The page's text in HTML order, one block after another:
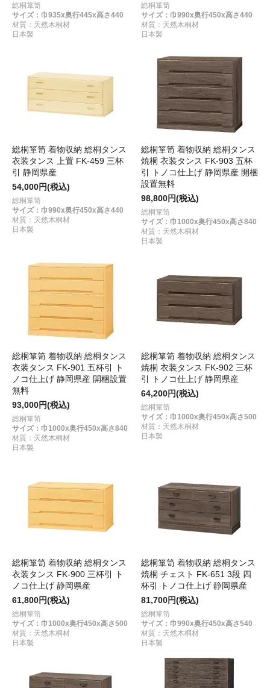
総桐箪笥
サイズ：巾935x奥行445x高さ440
材質：天然木桐材
日本製
総桐箪笥
サイズ：巾990x奥行450x高さ440
材質：天然木桐材
日本製
総桐箪笥 着物収納 総桐タンス
衣装タンス 上置 FK-459 三杯
引 静岡県産
54,000円(税込)
総桐箪笥
サイズ：巾990x奥行450x高さ440
材質：天然木桐材
日本製
総桐箪笥 着物収納 総桐タンス
焼桐 衣装タンス FK-903 五杯
引 トノコ仕上げ 静岡県産 開梱
設置無料
98,800円(税込)
総桐箪笥
サイズ：巾1000x奥行450x高さ840
材質：天然木桐材
日本製
総桐箪笥 着物収納 総桐タンス
衣装タンス FK-901 五杯引 ト
ノコ仕上げ 静岡県産 開梱設置
無料
93,000円(税込)
総桐箪笥
サイズ：巾1000x奥行450x高さ840
材質：天然木桐材
日本製
総桐箪笥 着物収納 総桐タンス
焼桐 衣装タンス FK-902 三杯
引 トノコ仕上げ 静岡県産
64,200円(税込)
総桐箪笥
サイズ：巾1000x奥行450x高さ500
材質：天然木桐材
日本製
総桐箪笥 着物収納 総桐タンス
衣装タンス FK-900 三杯引 ト
ノコ仕上げ 静岡県産
61,800円(税込)
総桐箪笥
サイズ：巾1000x奥行450x高さ500
材質：天然木桐材
日本製
総桐箪笥 着物収納 総桐タンス
焼桐 チェスト FK-651 3段 四
杯引 トノコ仕上げ 静岡県産
81,700円(税込)
総桐箪笥
サイズ：巾990x奥行450x高さ540
材質：天然木桐材
日本製